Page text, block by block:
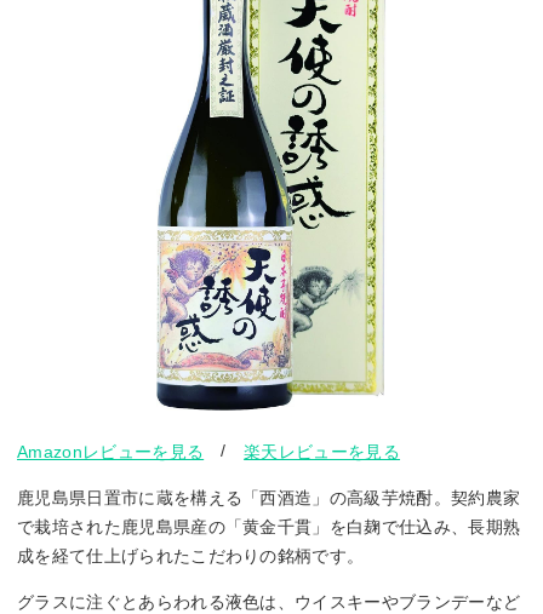
Amazonレビューを見る /楽天レビューを見る
鹿児島県日置市に蔵を構える「西酒造」の高級芋焼酎。契約農家
で栽培された鹿児島県産の「黄金千貫」を白麹で仕込み、長期熟
成を経て仕上げられたこだわりの銘柄です。
グラスに注ぐとあらわれる液色は、ウイスキーやブランデーなど